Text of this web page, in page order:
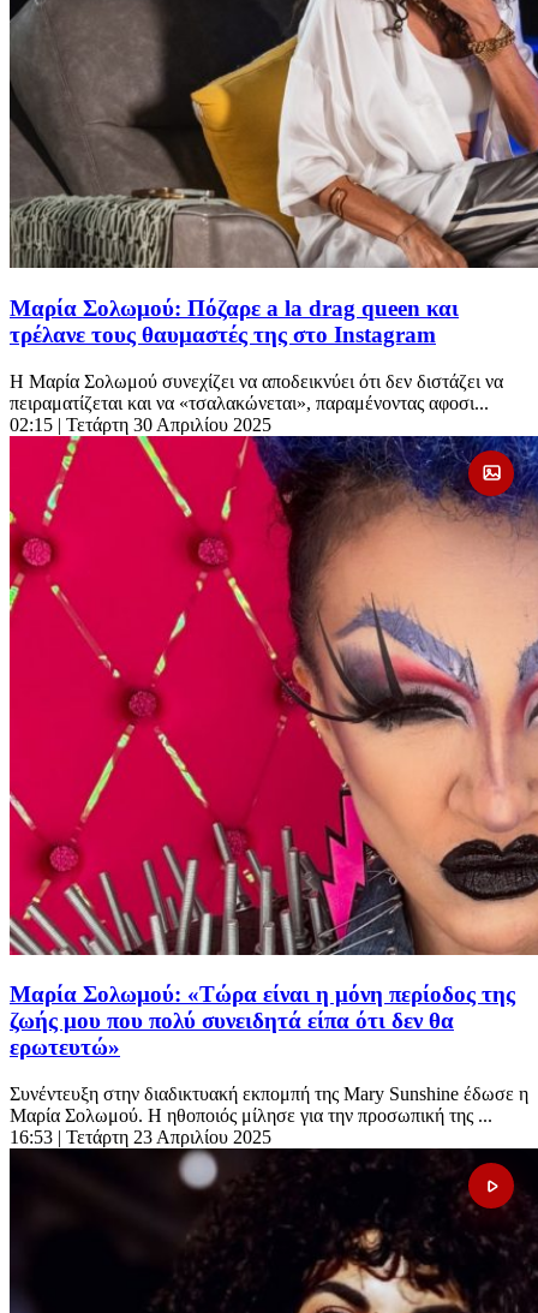
Μαρία Σολωμού: Πόζαρε a la drag queen και
τρέλανε τους θαυμαστές της στο Instagram
Η Μαρία Σολωμού συνεχίζει να αποδεικνύει ότι δεν διστάζει να
πειραματίζεται και να «τσαλακώνεται», παραμένοντας αφοσι...
02:15 | Τετάρτη 30 Απριλίου 2025
Μαρία Σολωμού: «Τώρα είναι η μόνη περίοδος της
ζωής μου που πολύ συνειδητά είπα ότι δεν θα
ερωτευτώ»
Συνέντευξη στην διαδικτυακή εκπομπή της Mary Sunshine έδωσε η
Μαρία Σολωμού. Η ηθοποιός μίλησε για την προσωπική της ...
16:53 | Τετάρτη 23 Απριλίου 2025